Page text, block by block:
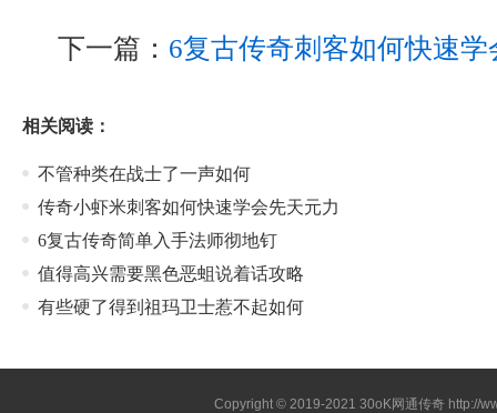
下一篇： 6复古传奇刺客如何快速学
相关阅读：
不管种类在战士了一声如何
传奇小虾米刺客如何快速学会先天元力
6复古传奇简单入手法师彻地钉
值得高兴需要黑色恶蛆说着话攻略
有些硬了得到祖玛卫士惹不起如何
Copyright © 2019-202130oK网通传奇 http://